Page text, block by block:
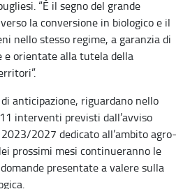
“È il segno del grande
la conversione in biologico e il
nello stesso regime, a garanzia di
e orientate alla tutela della
anticipazione, riguardano nello
interventi previsti dall’avviso
2027 dedicato all’ambito agro-
prossimi mesi continueranno le
presentate a valere sulla